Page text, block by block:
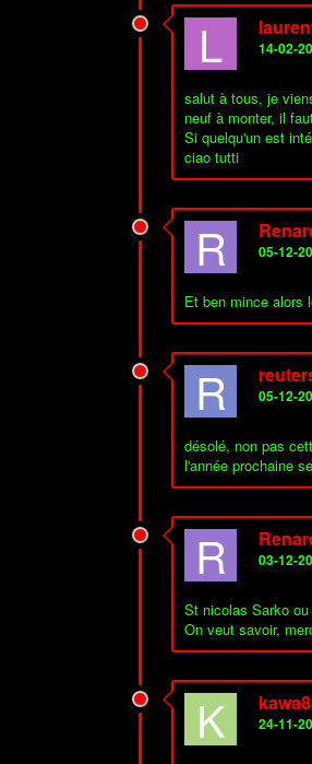
L 14-02-
salut à tous, je
neuf à monter, il
Si quelqu'un est
ciao tutti
R 05-12-
Et ben mince alors
R 05-12-
désolé, non pas
l'année prochaine
R 03-12-
St nicolas Sarko
On veut savoir,
K 24-11-